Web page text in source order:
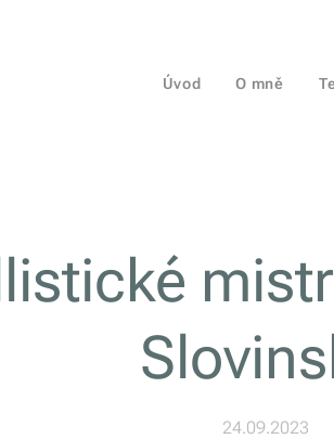
Úvod O mně
24.09.2023